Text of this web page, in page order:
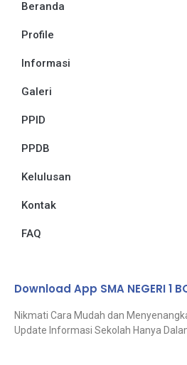
Beranda
Profile
Informasi
Galeri
PPID
PPDB
Kelulusan
Kontak
FAQ
Download App SMA NEGERI 1
Nikmati Cara Mudah dan
Update Informasi Sekolah Hanya